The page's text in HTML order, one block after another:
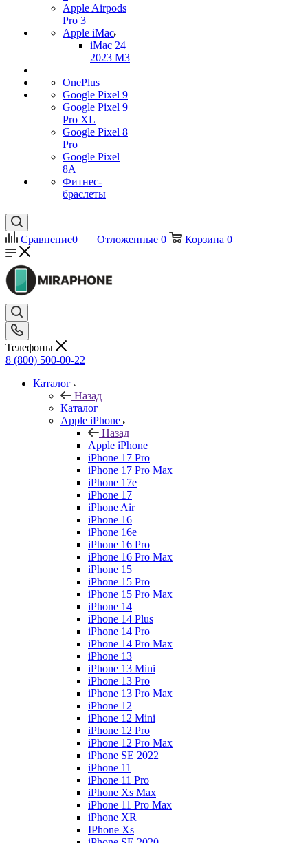
Apple Airpods
Pro 3
Apple iMac
iMac 24
2023 M3
OnePlus
Google Pixel 9
Google Pixel 9
Pro XL
Google Pixel 8
Pro
Google Pixel
8A
Фитнес-
браслеты
Сравнение0 Отложенные 0 Корзина 0
Телефоны
8 (800) 500-00-22
Каталог
Назад
Каталог
Apple iPhone
Назад
Apple iPhone
iPhone 17 Pro
iPhone 17 Pro Max
iPhone 17e
iPhone 17
iPhone Air
iPhone 16
iPhone 16e
iPhone 16 Pro
iPhone 16 Pro Max
iPhone 15
iPhone 15 Pro
iPhone 15 Pro Max
iPhone 14
iPhone 14 Plus
iPhone 14 Pro
iPhone 14 Pro Max
iPhone 13
iPhone 13 Mini
iPhone 13 Pro
iPhone 13 Pro Max
iPhone 12
iPhone 12 Mini
iPhone 12 Pro
iPhone 12 Pro Max
iPhone SE 2022
iPhone 11
iPhone 11 Pro
iPhone Xs Max
iPhone 11 Pro Max
iPhone XR
IPhone Xs